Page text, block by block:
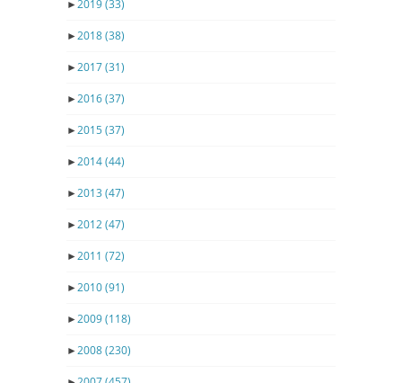
►2019(33)
►2018(38)
►2017(31)
►2016(37)
►2015(37)
►2014(44)
►2013 (47)
►2012(47)
►2011 (72)
►2010(91)
►2009(118)
►2008(230)